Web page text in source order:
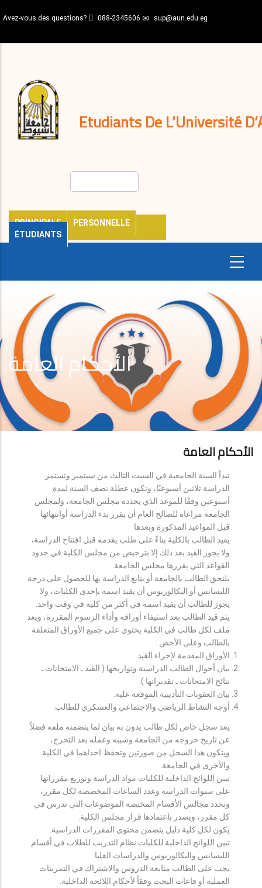
au
principal
Avez-vous des questions? 088-2345606 sup@aun.edu.eg
Etudiants De L’Université
PRINCIPALE
PERSONNELLE
ÉTUDIANTS
décisions
Expatriés
Journal
الأحكام العامة
الأحكام العامة
تبدأ السنة الجامعية في السبت الثالث من سبتمبر وتستمر
الدراسة ثلاثين أسبوعيًا، وتكون عطلة نصف السنة لمدة
أسبوعين وفقًا للموعد الذي يحدده مجلس الجامعة، ولمجلس
الجامعة مراعاة للصالح العام أن يقرر بدء الدراسة أوانتهائها
قبل المواعيد المذكورة وبعدها.
يقيد الطالب بالكلية بناءً على طلب يقدمه قبل افتتاح الدراسة،
ولا يجوز القيد بعد ذلك إلا بترخيص من مجلس الكلية في حدود
القواعد التي يقررها مجلس الجامعة.
يلتحق الطالب بالجامعة أو يتابع الدراسة بها للحصول على درجة
الليسانس أو البكالوريوس أن يقيد اسمه بإحدى الكليات، ولا
يجوز للطالب أن يقيد اسمه في أكثر من كلية في وقت واحد.
يتم قيد الطالب بعد استيفاء أوراقه وأداء الرسوم المقررة، ويعد
ملف لكل طالب في الكلية يحتوي على جميع الأوراق المتعلقة
بالطالب وعلى الأخص :
الأوراق المقدمة لإجراء القيد.
بيان أحوال الطالب الدراسية وتواريخها ( القيد ـ الامتحانات ـ
نتائح الامتحانات ـ تقديراتها ).
بيان العقوبات التأديبية الموقعة عليه.
أوجه النشاط الرياضي والاجتماعي والعسكري للطالب.
يعد سجل خاص لكل طالب يدون به بيان لما يتضمنه ملفه فضلاً
عن تاريخ خروجه من الجامعة وسببه وعمله بعد التخرج،
ويتكون هذا السجل من صورتين وتحفظ احداهما في الكلية
والأخرى في الجامعة.
تبين اللوائح الداخلية للكليات مواد الدراسة وتوزيع مقرراتها
على سنوات الدراسة وعدد الساعات المخصصة لكل مقرر،
وتحدد مجالس الأقسام المختصة الموضوعات التي تدرس في
كل مقرر، ويصدر باعتمادها قرار مجلس الكلية.
يكون لكل كلية دليل يتضمن محتوى المقررات الدراسية.
تبين اللوائح الداخلية للكليات نظام التدريب للطلاب في أقسام
الليسانس والبكالوريوس والدراسات العليا.
يجب على الطالب متابعة الدروس والاشتراك في التمرينات
العملية أو قاعات البحث وفقاً لأحكام اللائحة الداخلية.